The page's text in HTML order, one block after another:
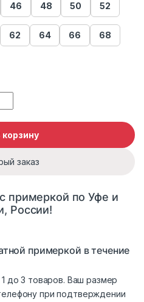
46 48 50 52
62 64 66 68
MELLI F 953 quantity
корзину
заказ
примеркой по Уфе и
России!
примеркой в течение
до 3 товаров. Ваш размер
при подтверждении